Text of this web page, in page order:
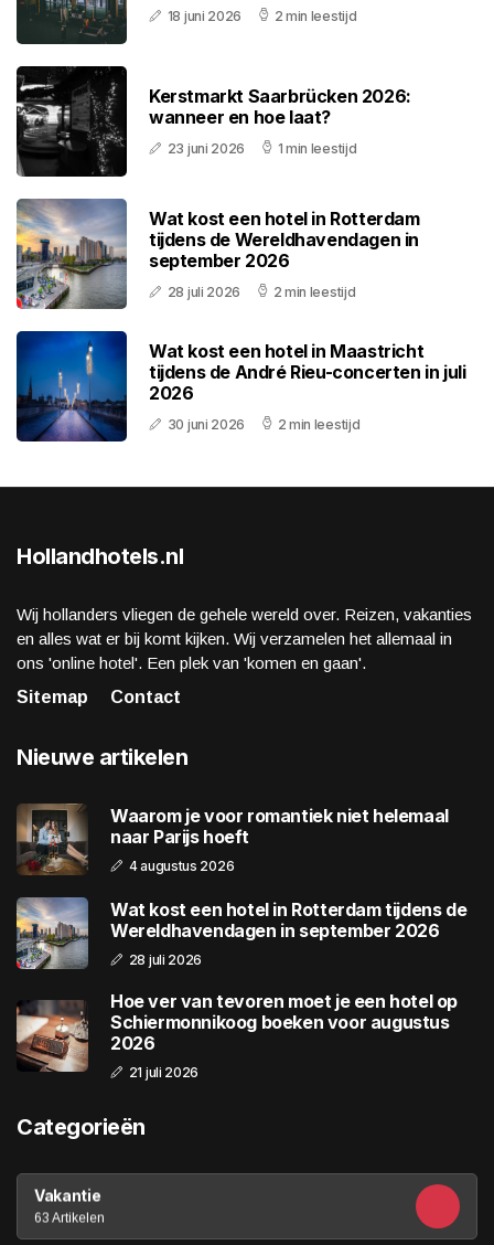
18 juni 2026 2 min leestijd
Kerstmarkt Saarbrücken 2026:
wanneer en hoe laat?
23 juni 2026 1 min leestijd
Wat kost een hotel in Rotterdam
tijdens de Wereldhavendagen in
september 2026
28 juli 2026 2 min leestijd
Wat kost een hotel in Maastricht
tijdens de André Rieu-concerten in juli
2026
30 juni 2026 2 min leestijd
Hollandhotels.nl
Wij hollanders vliegen de gehele wereld over. Reizen, vakanties
en alles wat er bij komt kijken. Wij verzamelen het allemaal in
ons 'online hotel'. Een plek van 'komen en gaan'.
Sitemap
Contact
Nieuwe artikelen
Waarom je voor romantiek niet helemaal
naar Parijs hoeft
4 augustus 2026
Wat kost een hotel in Rotterdam tijdens de
Wereldhavendagen in september 2026
28 juli 2026
Hoe ver van tevoren moet je een hotel op
Schiermonnikoog boeken voor augustus
2026
21 juli 2026
Categorieën
Vakantie
63 Artikelen